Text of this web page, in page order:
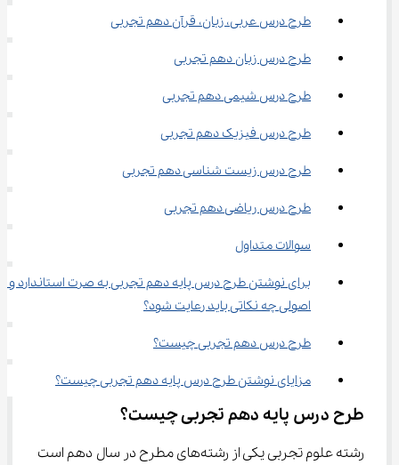
طرح درس عربی، زبان، قرآن دهم تجربی
طرح درس زبان دهم تجربی
طرح درس شیمی دهم تجربی
طرح درس فیزیک دهم تجربی
طرح درس زیست شناسی دهم تجربی
طرح درس ریاضی دهم تجربی
سوالات متداول
برای نوشتن طرح درس پایه دهم تجربی به صرت استاندارد و
اصولی چه نکاتی باید رعایت شود؟
طرح درس دهم تجربی چیست؟
مزایای نوشتن طرح درس پایه دهم تجربی چیست؟
طرح درس پایه دهم تجربی چیست؟
رشته علوم تجربی یکی از رشته‌های مطرح در سال دهم است